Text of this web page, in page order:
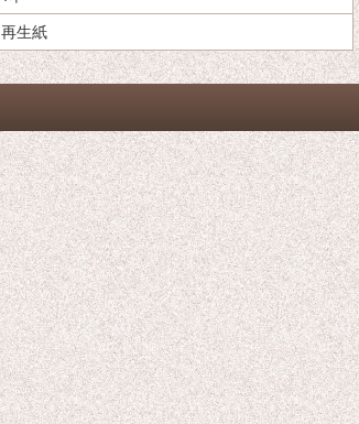
再生紙